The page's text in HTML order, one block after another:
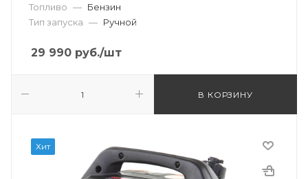
Топливо — Бензин
Тип запуска — Ручной
29 990 руб./шт
В КОРЗИНУ
Хит